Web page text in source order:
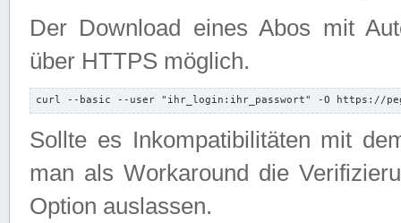
Der Download eines Abos mit
über HTTPS möglich.
curl --basic --user "ihr_login:ihr_passwort" -O https://
Sollte es Inkompatibilitäten mit
man als Workaround die
Option auslassen.